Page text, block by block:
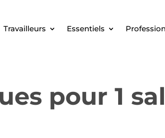
Travailleurs Essentiels
pour 1